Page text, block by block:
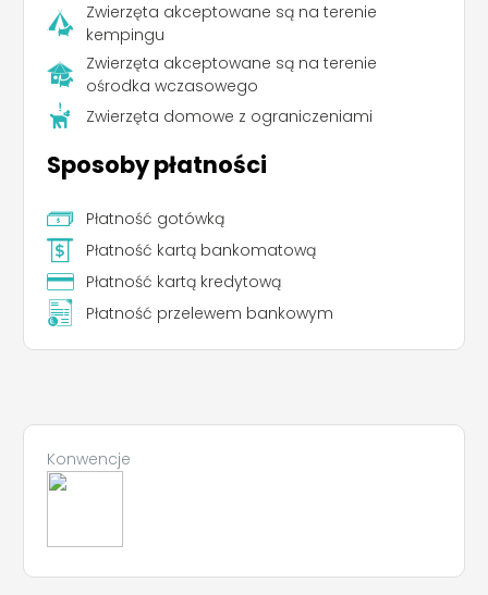
Zwierzęta akceptowane są na terenie
kempingu
Zwierzęta akceptowane są na terenie
ośrodka wczasowego
Zwierzęta domowe z ograniczeniami
Sposoby płatności
Płatność gotówką
Płatność kartą bankomatową
Płatność kartą kredytową
Płatność przelewem bankowym
Konwencje